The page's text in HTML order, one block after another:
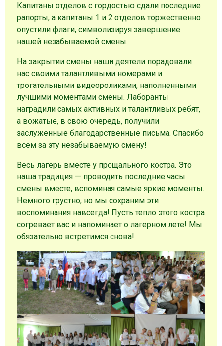
Капитаны отделов с гордостью сдали последние
рапорты, а капитаны 1 и 2 отделов торжественно
опустили флаги, символизируя завершение
нашей незабываемой смены.
На закрытии смены наши деятели порадовали
нас своими талантливыми номерами и
трогательными видеороликами, наполненными
лучшими моментами смены. Лаборанты
наградили самых активных и талантливых ребят,
а вожатые, в свою очередь, получили
заслуженные благодарственные письма. Спасибо
всем за эту незабываемую смену!
Весь лагерь вместе у прощального костра. Это
наша традиция — проводить последние часы
смены вместе, вспоминая самые яркие моменты.
Немного грустно, но мы сохраним эти
воспоминания навсегда! Пусть тепло этого костра
согревает вас и напоминает о лагерном лете! Мы
обязательно встретимся снова!